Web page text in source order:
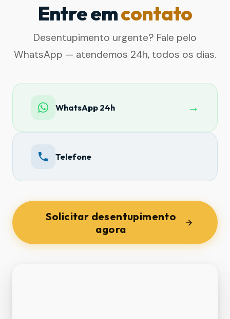
Entre emcontato
Desentupimento urgente? Fale pelo
WhatsApp — atendemos 24h, todos os dias.
WhatsApp 24h →
Telefone
Solicitar desentupimento
agora